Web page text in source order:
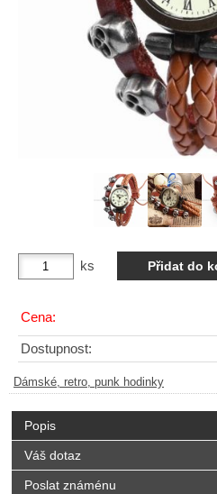
ks
Cena:
Dostupnost:
Dámské, retro, punk hodinky
Popis
Váš dotaz
Poslat známénu